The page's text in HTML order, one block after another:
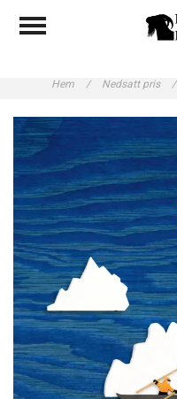
Hem / Nedsatt pris /